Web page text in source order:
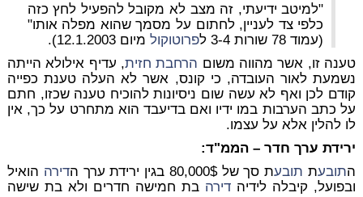
"למיטב ידיעתי, זה מצב לא מקובל להפעיל לחץ כזה
כלפי צד לעניין, לחתום על מסמך שהוא מפלה אותו"
(עמוד 78 שורות 3-4 ל
פרוטוקולמיום 12.1.2003).
טענה זו, אשר מהווה משום הרחבת חזית, עדיף אילולא הייתה
נשמעת לאור העובדה, כי קונס, אשר לא העלה טענת כפייה
קודם לכן ואף לא עשה שום ניסיונות להוכיח טענה שכזו, חתם
על כתב הערבות במו ידיו ואם בדיעבד הוא מתחרט על כך, אין
לו להלין אלא על עצמו.
ירידת ערך חדר – הממ"ד:
התובעת תובעת סך של 80,000$ בגין ירידת ערך ה דירה הואיל
ובפועל, קיבלה לידיה דירה בת חמישה חדרים ולא בת שישה